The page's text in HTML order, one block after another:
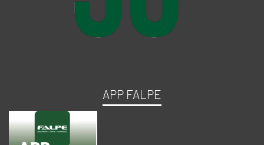
APP FALPE